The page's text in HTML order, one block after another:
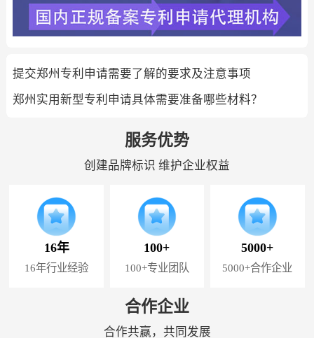
提交郑州专利申请需要了解的要求及注意事项
郑州实用新型专利申请具体需要准备哪些材料？
服务优势
创建品牌标识 维护企业权益
16年
16年行业经验
100+
100+专业团队
5000+
5000+合作企业
合作企业
合作共赢，共同发展